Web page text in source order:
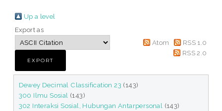
Up a level
Export as
Atom
RSS 1.0
RSS 2.0
Dewey Decimal Classification 23 (143)
300 Ilmu Sosial (143)
302 Interaksi Sosial, Hubungan Antarpersonal (143)